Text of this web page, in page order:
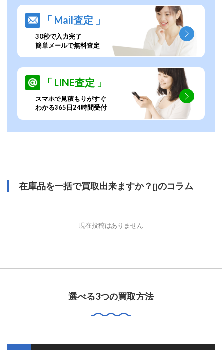
「 Mail査定 」
30秒で入力完了
簡単メールで無料査定
「 LINE査定 」
スマホで見積もりがすぐ
わかる365日24時間受付
在庫品を一括で買取出来ますか？ []のコラム
現在投稿はありません
選べる3つの買取方法